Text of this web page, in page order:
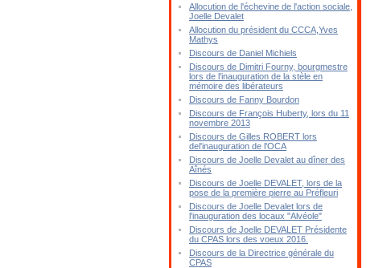
Allocution de l'échevine de l'action sociale,
Joelle Devalet
Allocution du président du CCCA,Yves
Mathys
Discours de Daniel Michiels
Discours de Dimitri Fourny, bourgmestre
lors de l'inauguration de la stèle en
mémoire des libérateurs
Discours de Fanny Bourdon
Discours de François Huberty, lors du 11
novembre 2013
Discours de Gilles ROBERT lors
del'inauguration de l'OCA
Discours de Joelle Devalet au dîner des
Aînés
Discours de Joelle DEVALET, lors de la
pose de la première pierre au Préfleuri
Discours de Joelle Devalet lors de
l'inauguration des locaux "Alvéole"
Discours de Joelle DEVALET Présidente
du CPAS lors des voeux 2016.
Discours de la Directrice générale du
CPAS